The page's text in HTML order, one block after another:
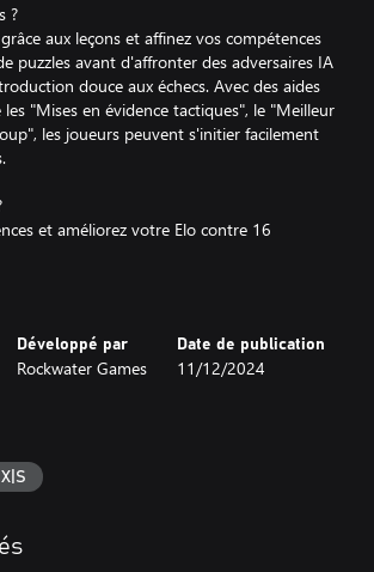
?
aux leçons et affinez vos compétences
puzzles avant d'affronter des adversaires IA
douce aux échecs. Avec des aides
"Mises en évidence tactiques", le "Meilleur
les joueurs peuvent s'initier facilement
et améliorez votre Elo contre 16
local en ligne. Avec une variété de
Développé par
Rockwater Games
Date de publication
11/12/2024